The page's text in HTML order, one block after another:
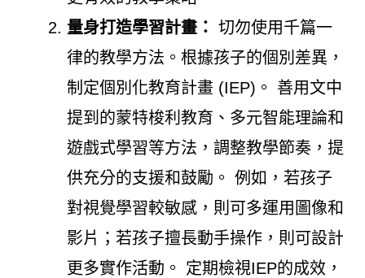
量身打造學習計畫： 切勿使用千篇一
律的教學方法。根據孩子的個別差異，
制定個別化教育計畫 (IEP)。 善用文中
提到的蒙特梭利教育、多元智能理論和
遊戲式學習等方法，調整教學節奏，提
供充分的支援和鼓勵。 例如，若孩子
對視覺學習較敏感，則可多運用圖像和
影片；若孩子擅長動手操作，則可設計
更多實作活動。 定期檢視IEP的成效，